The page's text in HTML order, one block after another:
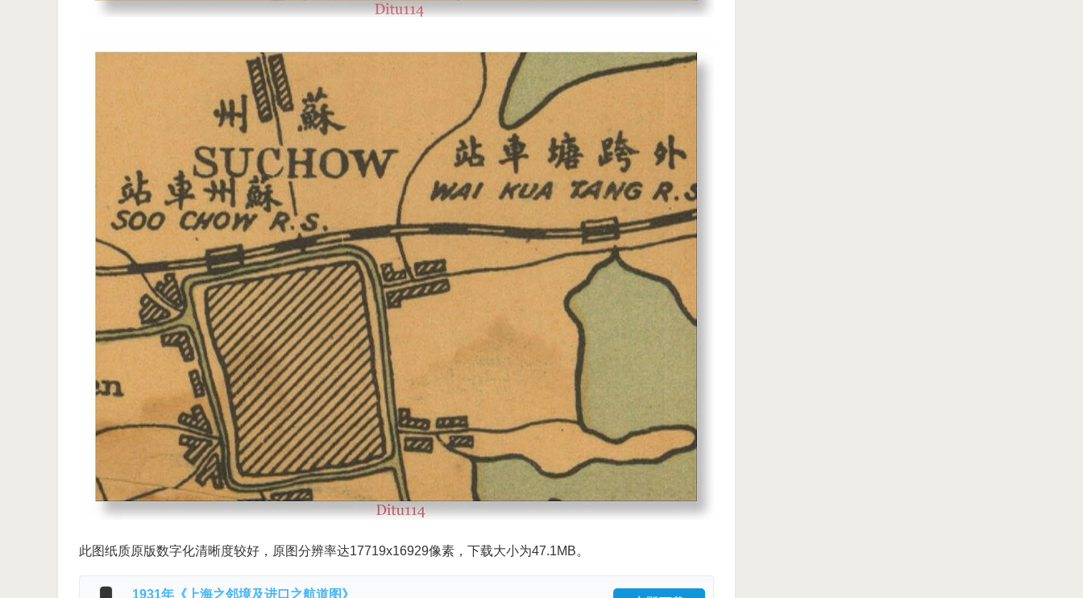
此图纸质原版数字化清晰度较好，原图分辨率达17719x16929像素，下载大小为47.1MB。
1931年《上海之邻境及进口之航道图》